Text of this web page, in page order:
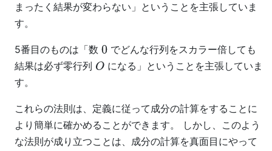
まったく結果が変わらない」ということを主張していま
す。
5番目のものは「数 0でどんな行列をスカラー倍しても
結果は必ず零行列 O になる」ということを主張していま
す。
これらの法則は、定義に従って成分の計算をすることに
より簡単に確かめることができます。 しかし、このよう
な法則が成り立つことは、成分の計算を真面目にやって